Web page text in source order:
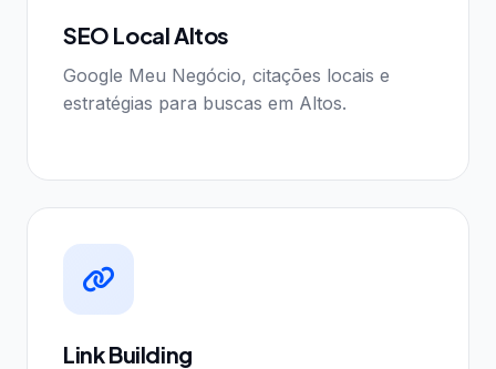
SEO Local Altos
Google Meu Negócio, citações locais e
estratégias para buscas em Altos.
Link Building